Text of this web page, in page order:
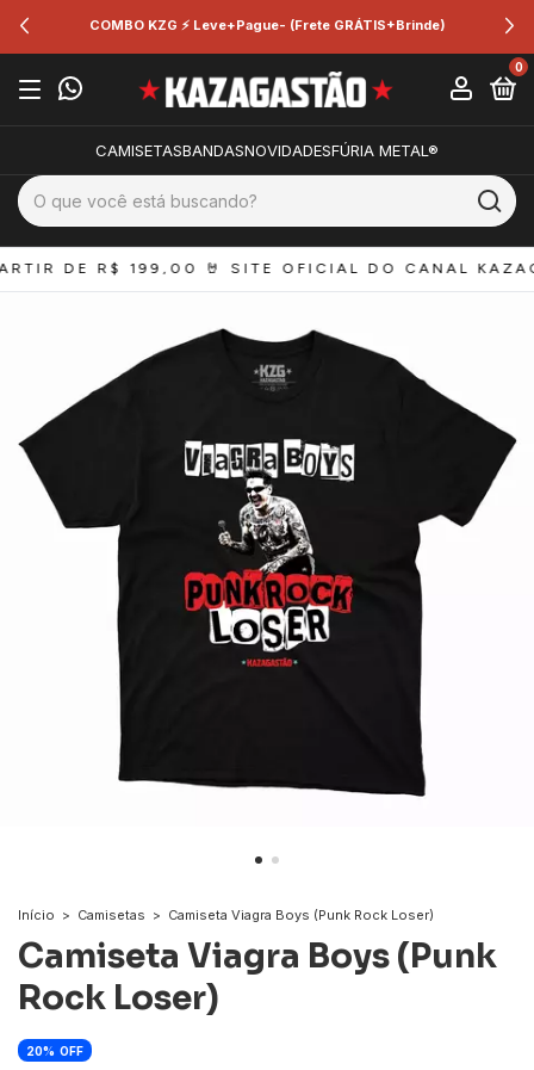
🔥 2 peças +5% 🔥 3 peças +10% 🔥 4
0
CAMISETASBANDASNOVIDADESFÚRIA METAL®
DE R$ 199,00 🤘 SITE OFICIAL DO CANAL
Início > Camisetas > Camiseta Viagra Boys (Punk Rock Loser)
Camiseta Viagra Boys (Punk
Rock Loser)
20 OFF